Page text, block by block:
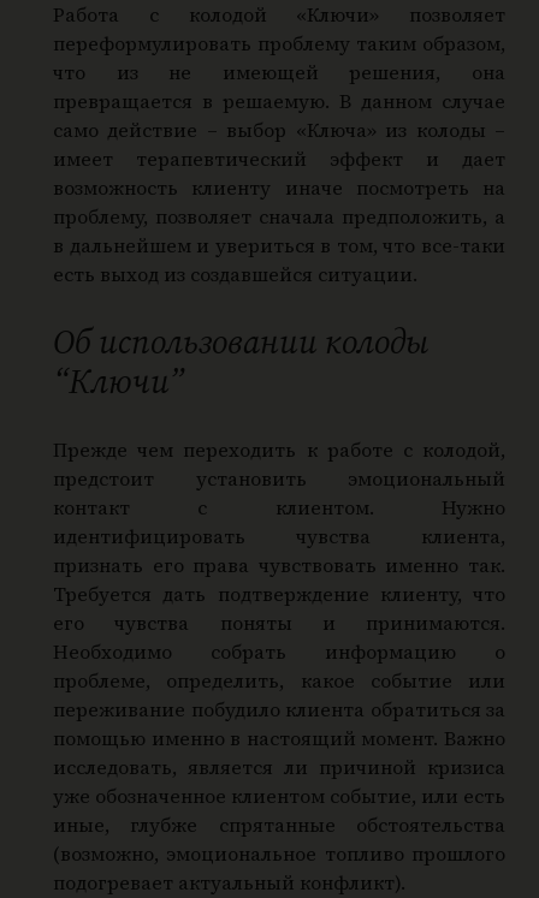
Работа с колодой «Ключи» позволяет
переформулировать проблему таким образом,
что из не имеющей решения, она
превращается в решаемую. В данном случае
само действие – выбор «Ключа» из колоды –
имеет терапевтический эффект и дает
возможность клиенту иначе посмотреть на
проблему, позволяет сначала предположить, а
в дальнейшем и увериться в том, что все-таки
есть выход из создавшейся ситуации.
Об использовании колоды
“Ключи”
Прежде чем переходить к работе с колодой,
предстоит установить эмоциональный
контакт с клиентом. Нужно
идентифицировать чувства клиента,
признать его права чувствовать именно так.
Требуется дать подтверждение клиенту, что
его чувства поняты и принимаются.
Необходимо собрать информацию о
проблеме, определить, какое событие или
переживание побудило клиента обратиться за
помощью именно в настоящий момент. Важно
исследовать, является ли причиной кризиса
уже обозначенное клиентом событие, или есть
иные, глубже спрятанные обстоятельства
(возможно, эмоциональное топливо прошлого
подогревает актуальный конфликт).